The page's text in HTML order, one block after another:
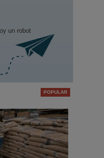
un robot